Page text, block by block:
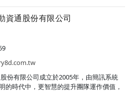
資通股份有限公司
份有限公司成立於2005年，由簡訊系統
的時代中，更智慧的提升團隊運作價值，